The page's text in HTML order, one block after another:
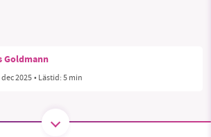
Goldmann
dec 2025• Lästid:5 min
för en hållbar framtid. Sedan